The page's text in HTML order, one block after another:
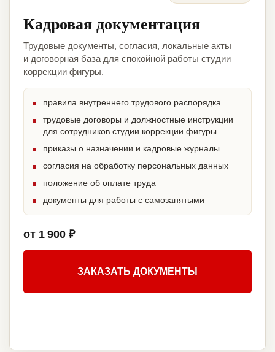
Кадровая документация
Трудовые документы, согласия, локальные акты
и договорная база для спокойной работы студии
коррекции фигуры.
правила внутреннего трудового распорядка
трудовые договоры и должностные инструкции
для сотрудников студии коррекции фигуры
приказы о назначении и кадровые журналы
согласия на обработку персональных данных
положение об оплате труда
документы для работы с самозанятыми
от 1 900 ₽
ЗАКАЗАТЬ ДОКУМЕНТЫ